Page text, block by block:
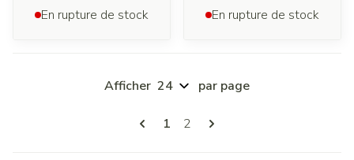
En rupture de stock En rupture de stock
Pages
Vous lisez actuellement la page
1 Page
2
Afficher par page